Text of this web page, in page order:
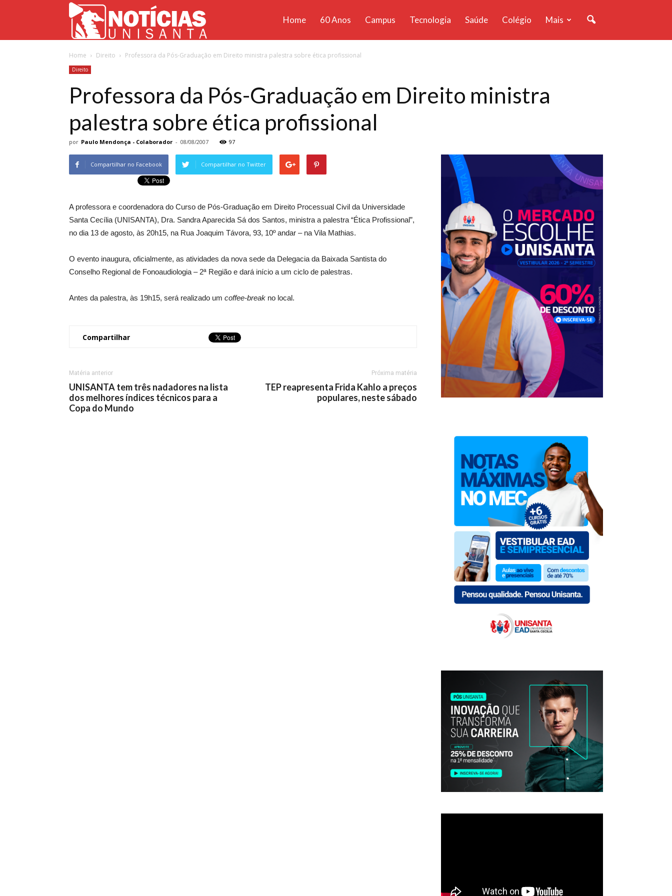
Unisanta
Home 60 Anos Campus Tecnologia Saúde Colégio Mais
Home Direito Professora da Pós-Graduação em Direito ministra palestra sobre ética profissional
Direito
Professora da Pós-Graduação em Direito ministra
palestra sobre ética profissional
por Paulo Mendonça - Colaborador - 08/08/2007 97
Compartilhar no Facebook Compartilhar no Twitter
A professora e coordenadora do Curso de Pós-Graduação em Direito Processual Civil da Universidade
Santa Cecília (UNISANTA), Dra. Sandra Aparecida Sá dos Santos, ministra a palestra “Ética Profissional”,
no dia 13 de agosto, às 20h15, na Rua Joaquim Távora, 93, 10º andar – na Vila Mathias.
O evento inaugura, oficialmente, as atividades da nova sede da Delegacia da Baixada Santista do
Conselho Regional de Fonoaudiologia – 2ª Região e dará início a um ciclo de palestras.
Antes da palestra, às 19h15, será realizado um coffee-break no local.
Compartilhar
Matéria anterior
UNISANTA tem três nadadores na lista
dos melhores índices técnicos para a
Copa do Mundo
Próxima matéria
TEP reapresenta Frida Kahlo a preços
populares, neste sábado